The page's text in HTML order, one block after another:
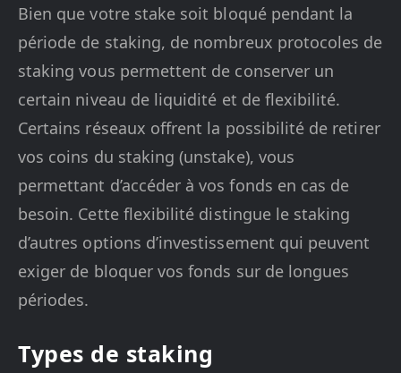
Bien que votre stake soit bloqué pendant la
période de staking, de nombreux protocoles de
staking vous permettent de conserver un
certain niveau de liquidité et de flexibilité.
Certains réseaux offrent la possibilité de retirer
vos coins du staking (unstake), vous
permettant d’accéder à vos fonds en cas de
besoin. Cette flexibilité distingue le staking
d’autres options d’investissement qui peuvent
exiger de bloquer vos fonds sur de longues
périodes.
Types de staking